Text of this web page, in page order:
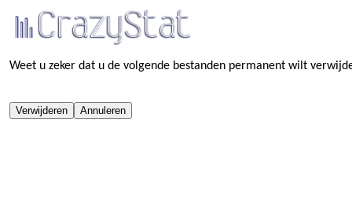
Weet u zeker dat u de volgende bestanden permanent wilt